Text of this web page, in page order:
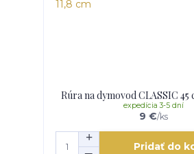
Rúra na dymovod CLASSIC 45
9 €/ks
expedícia 3-5 dní
Pridať do